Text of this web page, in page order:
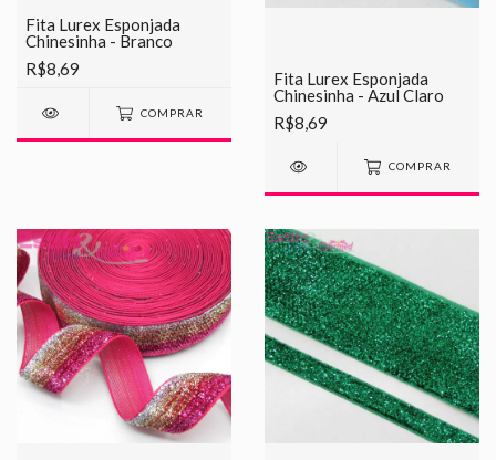
Fita Lurex Esponjada
Chinesinha - Branco
R$8,69
COMPRAR
Fita Lurex Esponjada
Chinesinha - Azul Claro
R$8,69
COMPRAR